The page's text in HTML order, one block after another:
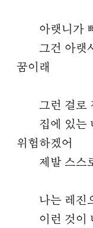
아랫니가 빠
그건 아랫사
꿈이래
그런 걸로
집에 있는
위험하겠어
제발 스스
나는 레진으
이런 것이